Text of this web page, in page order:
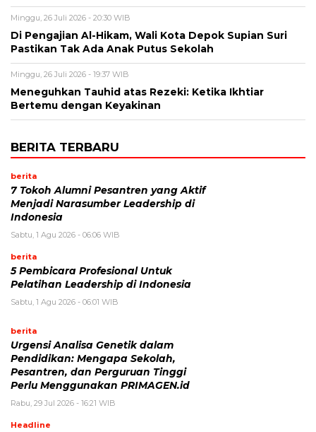
Minggu, 26 Juli 2026 - 20:30 WIB
Di Pengajian Al-Hikam, Wali Kota Depok Supian Suri
Pastikan Tak Ada Anak Putus Sekolah
Minggu, 26 Juli 2026 - 19:37 WIB
Meneguhkan Tauhid atas Rezeki: Ketika Ikhtiar
Bertemu dengan Keyakinan
BERITA TERBARU
berita
7 Tokoh Alumni Pesantren yang Aktif
Menjadi Narasumber Leadership di
Indonesia
Sabtu, 1 Agu 2026 - 06:06 WIB
berita
5 Pembicara Profesional Untuk
Pelatihan Leadership di Indonesia
Sabtu, 1 Agu 2026 - 06:01 WIB
berita
Urgensi Analisa Genetik dalam
Pendidikan: Mengapa Sekolah,
Pesantren, dan Perguruan Tinggi
Perlu Menggunakan PRIMAGEN.id
Rabu, 29 Jul 2026 - 16:21 WIB
Headline